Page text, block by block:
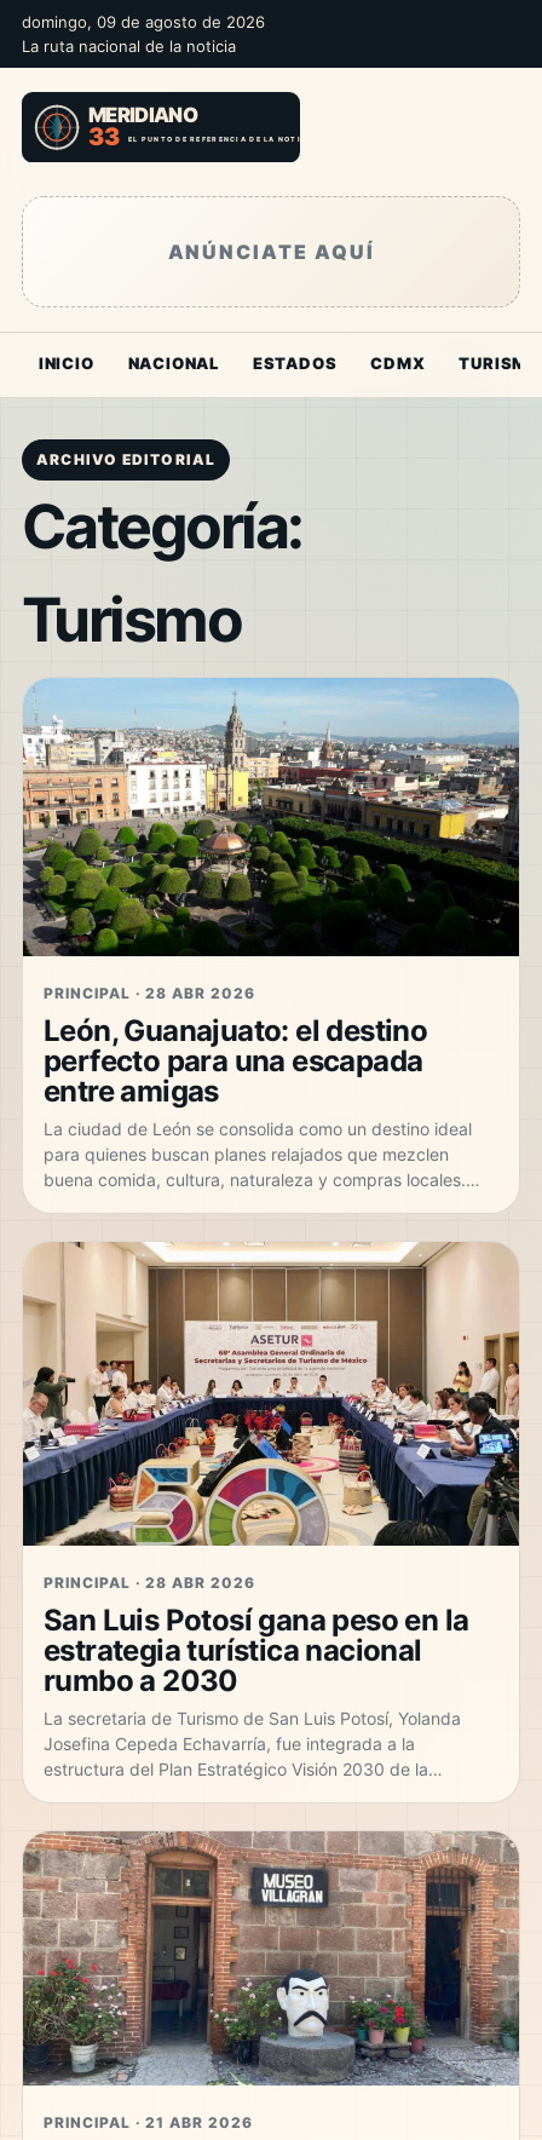
domingo, 09 de agosto de 2026
La ruta nacional de la noticia
ANÚNCIATE AQUÍ
INICIO NACIONAL ESTADOS CDMX TURISMO
ARCHIVO EDITORIAL
Categoría:
Turismo
PRINCIPAL · 28 ABR 2026
León, Guanajuato: el destino
perfecto para una escapada
entre amigas
La ciudad de León se consolida como un destino ideal
para quienes buscan planes relajados que mezclen
buena comida, cultura, naturaleza y compras locales.…
PRINCIPAL · 28 ABR 2026
San Luis Potosí gana peso en la
estrategia turística nacional
rumbo a 2030
La secretaria de Turismo de San Luis Potosí, Yolanda
Josefina Cepeda Echavarría, fue integrada a la
estructura del Plan Estratégico Visión 2030 de la…
PRINCIPAL · 21 ABR 2026